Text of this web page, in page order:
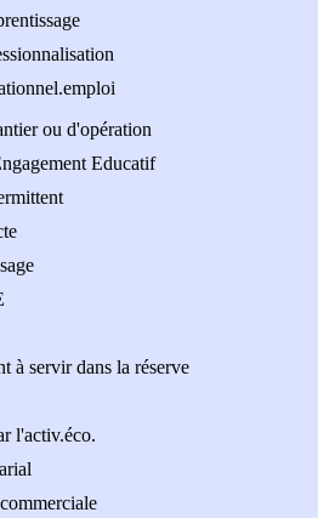
ou d'opération
Educatif
à servir dans la réserve
l'activ.éco.